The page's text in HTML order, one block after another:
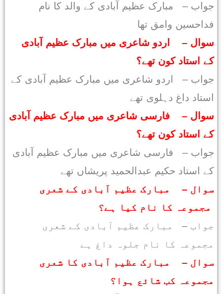
جواب – مبارک عظیم آبادی کے والد کا نام
فداحسین وامق تھا
سوال – اردو شاعری میں مبارک عظیم آبادی
کے استاد کون تھے؟
جواب – اردو شاعری میں مبارک عظیم آبادی کے
استاد داغ دہلوی تھے
سوال – فارسی شاعری میں مبارک عظیم آبادی
کے استاد کون تھے؟
جواب – فارسی شاعری میں مبارک عظیم آبادی
کے استاد حکیم عبدالحمید پریشاں تھے
سوال – مبارک عظیم آبادی کے شعری
جواب – مبارک عظیم آبادی کے شعری
مجموعہ کا نام جلوہ داغ ہے
سوال – مبارک عظیم آبادی کا شعری
مجموعہ کب شائع ہوا؟